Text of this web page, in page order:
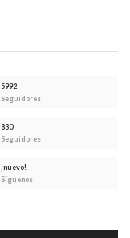
5992
Seguidores
830
Seguidores
¡nuevo!
Síguenos